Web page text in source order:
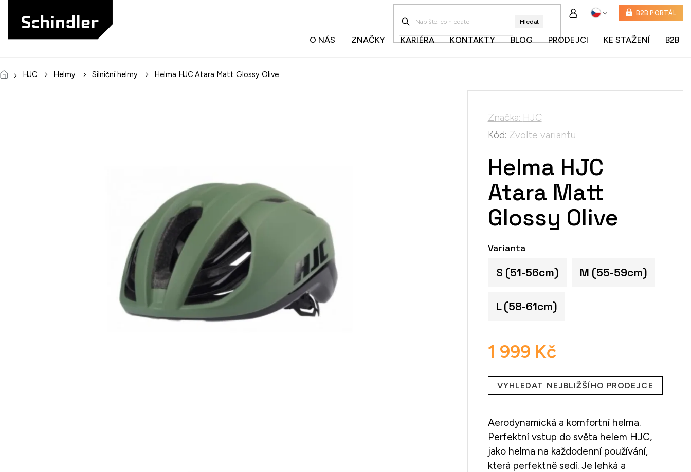
Hledat
B2B PORTÁL
O NÁS ZNAČKY KARIÉRA KONTAKTY BLOG PRODEJCI KE STAŽENÍ B2B
HJC Helmy Silniční helmy Helma HJC Atara Matt Glossy Olive
Helma HJC
Atara Matt
Glossy Olive
Značka: HJC
Kód: Zvolte variantu
1 999 Kč
cena:
VYHLEDAT NEJBLIŽŠÍHO PRODEJCE
Varianta
S (51-56cm) M (55-59cm)
L (58-61cm)
Aerodynamická a komfortní helma.
Perfektní vstup do světa helem HJC,
jako helma na každodenní používání,
která perfektně sedí. Je lehká a